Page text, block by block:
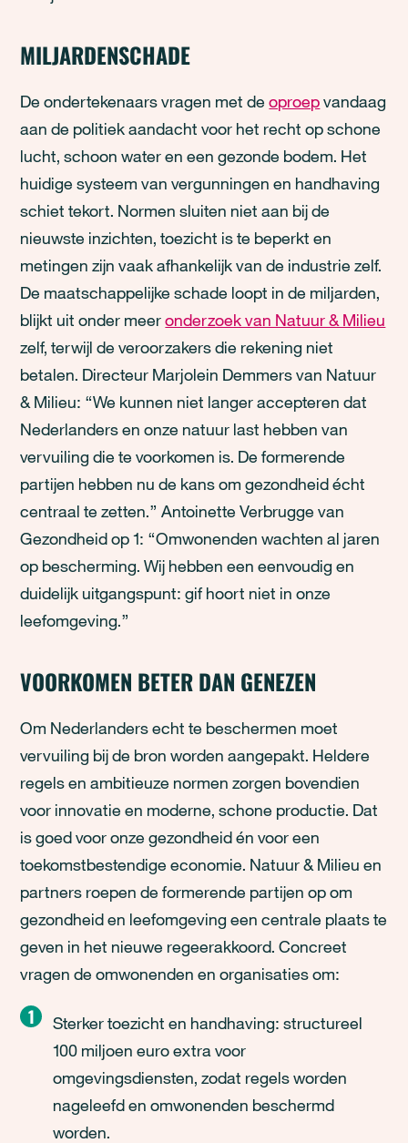
MILJARDENSCHADE
De ondertekenaars vragen met deoproepvandaag
aan de politiek aandacht voor het recht op schone
lucht, schoon water en een gezonde bodem. Het
huidige systeem van vergunningen en handhaving
schiet tekort. Normen sluiten niet aan bij de
nieuwste inzichten, toezicht is te beperkt en
metingen zijn vaak afhankelijk van de industrie zelf.
De maatschappelijke schade loopt in de miljarden,
blijkt uit onder meeronderzoek van Natuur & Milieu
zelf, terwijl de veroorzakers die rekening niet
betalen. Directeur Marjolein Demmers van Natuur
& Milieu: “We kunnen niet langer accepteren dat
Nederlanders en onze natuur last hebben van
vervuiling die te voorkomen is. De formerende
partijen hebben nu de kans om gezondheid écht
centraal te zetten.” Antoinette Verbrugge van
Gezondheid op 1: “Omwonenden wachten al jaren
op bescherming. Wij hebben een eenvoudig en
duidelijk uitgangspunt: gif hoort niet in onze
leefomgeving.”
VOORKOMEN BETER DAN GENEZEN
Om Nederlanders echt te beschermen moet
vervuiling bij de bron worden aangepakt. Heldere
regels en ambitieuze normen zorgen bovendien
voor innovatie en moderne, schone productie. Dat
is goed voor onze gezondheid én voor een
toekomstbestendige economie. Natuur & Milieu en
partners roepen de formerende partijen op om
gezondheid en leefomgeving een centrale plaats te
geven in het nieuwe regeerakkoord. Concreet
vragen de omwonenden en organisaties om:
Sterker toezicht en handhaving: structureel
100 miljoen euro extra voor
omgevingsdiensten, zodat regels worden
nageleefd en omwonenden beschermd
worden.